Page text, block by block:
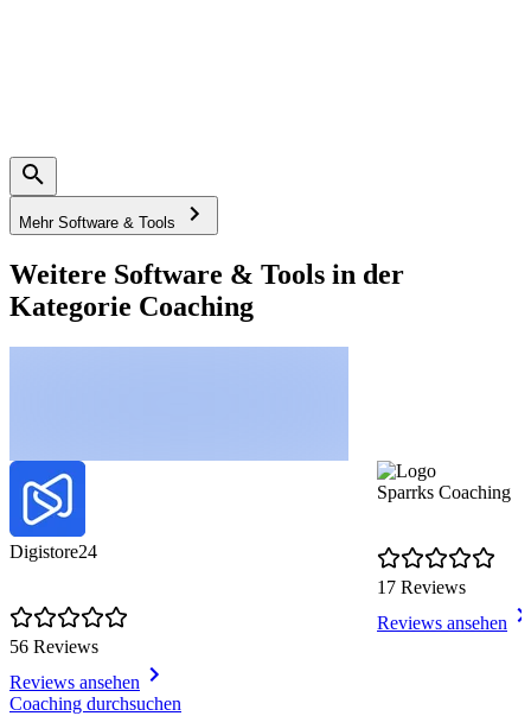
Mehr Software & Tools
Weitere Software & Tools in der
Kategorie Coaching
Digistore24
56 Reviews
Reviews ansehen
Sparrks Coaching
17 Reviews
Reviews ansehen
Item
Coaching durchsuchen